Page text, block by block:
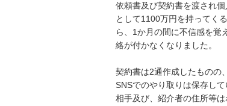
依頼書及び契約書を渡され
として1100万円を持ってく
ら、1か月の間に不信感を覚
絡が付かなくなりました。
契約書は2通作成したものの
SNSでのやり取りは保存し
相手及び、紹介者の住所等は